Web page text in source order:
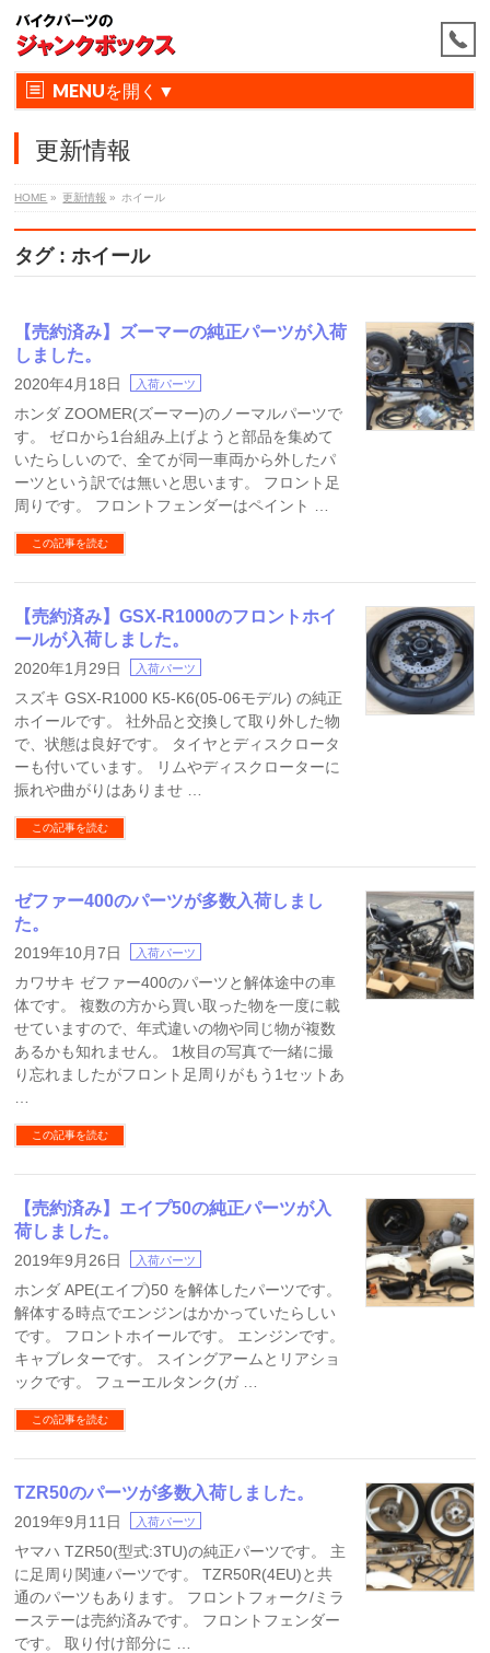
MENU
更新情報
HOME » 更新情報 » ホイール
タグ : ホイール
【売約済み】ズーマーの純正パーツが入荷
しました。
2020年4月18日 入荷パーツ
ホンダ ZOOMER(ズーマー)のノーマルパーツで
す。 ゼロから1台組み上げようと部品を集めて
いたらしいので、全てが同一車両から外したパ
ーツという訳では無いと思います。 フロント足
周りです。 フロントフェンダーはペイント …
この記事を読む
【売約済み】GSX-R1000のフロントホイ
ールが入荷しました。
2020年1月29日 入荷パーツ
スズキ GSX-R1000 K5-K6(05-06モデル) の純正
ホイールです。 社外品と交換して取り外した物
で、状態は良好です。 タイヤとディスクロータ
ーも付いています。 リムやディスクローターに
振れや曲がりはありませ …
この記事を読む
ゼファー400のパーツが多数入荷しまし
た。
2019年10月7日 入荷パーツ
カワサキ ゼファー400のパーツと解体途中の車
体です。 複数の方から買い取った物を一度に載
せていますので、年式違いの物や同じ物が複数
あるかも知れません。 1枚目の写真で一緒に撮
り忘れましたがフロント足周りがもう1セットあ
この記事を読む
【売約済み】エイプ50の純正パーツが入
荷しました。
2019年9月26日 入荷パーツ
ホンダ APE(エイプ)50 を解体したパーツです。
解体する時点でエンジンはかかっていたらしい
です。 フロントホイールです。 エンジンです。
キャブレターです。 スイングアームとリアショ
ックです。 フューエルタンク(ガ …
この記事を読む
TZR50のパーツが多数入荷しました。
2019年9月11日 入荷パーツ
ヤマハ TZR50(型式:3TU)の純正パーツです。 主
に足周り関連パーツです。 TZR50R(4EU)と共
通のパーツもあります。 フロントフォーク/ミラ
ーステーは売約済みです。 フロントフェンダー
です。 取り付け部分に …